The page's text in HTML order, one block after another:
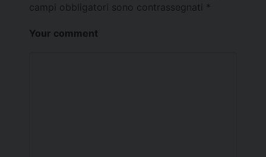
campi obbligatori sono contrassegnati *
Your comment